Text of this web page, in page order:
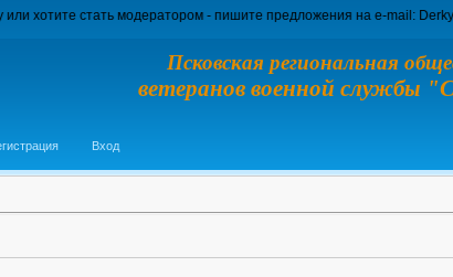
стать модератором - пишите предложения на e-mail: Derkyl@ya.ru
Псковская региональная
ветеранов военной службы
Вход